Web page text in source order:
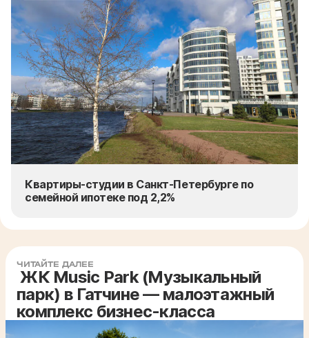
Квартиры-студии в Санкт-Петербурге по
семейной ипотеке под 2,2%
ЧИТАЙТЕ ДАЛЕЕ
ЖК Music Park (Музыкальный
парк) в Гатчине — малоэтажный
комплекс бизнес-класса